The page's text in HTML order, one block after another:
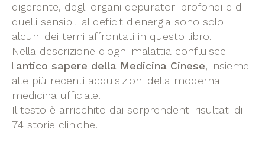
digerente, degli organi depuratori profondi e di
quelli sensibili al deficit d'energia sono solo
alcuni dei temi affrontati in questo libro.
Nella descrizione d'ogni malattia confluisce
l'antico sapere della Medicina Cinese, insieme
alle più recenti acquisizioni della moderna
medicina ufficiale.
Il testo è arricchito dai sorprendenti risultati di
74 storie cliniche.